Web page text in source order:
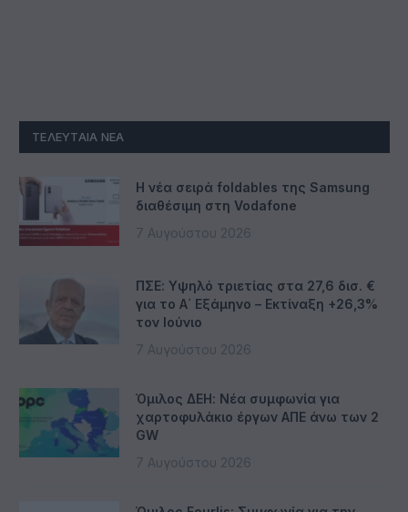
ΤΕΛΕΥΤΑΊΑ ΝΈΑ
Η νέα σειρά foldables της Samsung
διαθέσιμη στη Vodafone
7 Αυγούστου 2026
ΠΣΕ: Υψηλό τριετίας στα 27,6 δισ. €
για το Α΄ Εξάμηνο – Εκτίναξη +26,3%
τον Ιούνιο
7 Αυγούστου 2026
Όμιλος ΔΕΗ: Νέα συμφωνία για
χαρτοφυλάκιο έργων ΑΠΕ άνω των 2
GW
7 Αυγούστου 2026